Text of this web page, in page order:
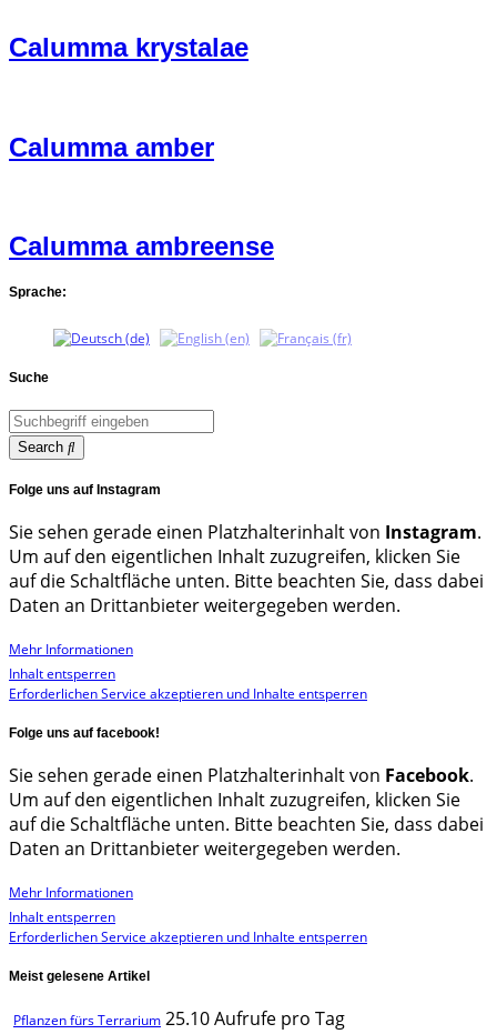
Calumma krystalae
Calumma amber
Calumma ambreense
Sprache:
Suche
Search
Folge uns auf Instagram
Sie sehen gerade einen Platzhalterinhalt von Instagram.
Um auf den eigentlichen Inhalt zuzugreifen, klicken Sie
auf die Schaltfläche unten. Bitte beachten Sie, dass dabei
Daten an Drittanbieter weitergegeben werden.
Mehr Informationen
Inhalt entsperren
Erforderlichen Service akzeptieren und Inhalte entsperren
Folge uns auf facebook!
Sie sehen gerade einen Platzhalterinhalt von Facebook.
Um auf den eigentlichen Inhalt zuzugreifen, klicken Sie
auf die Schaltfläche unten. Bitte beachten Sie, dass dabei
Daten an Drittanbieter weitergegeben werden.
Mehr Informationen
Inhalt entsperren
Erforderlichen Service akzeptieren und Inhalte entsperren
Meist gelesene Artikel
Pflanzen fürs Terrarium 25.10 Aufrufe pro Tag